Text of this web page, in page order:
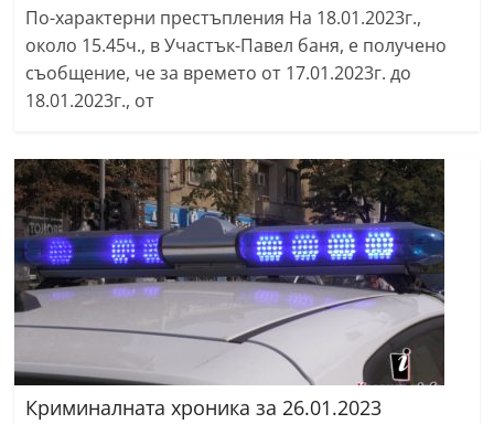
По-характерни престъпления На 18.01.2023г.,
около 15.45ч., в Участък-Павел баня, е получено
съобщение, че за времето от 17.01.2023г. до
18.01.2023г., от
Криминалната хроника за 26.01.2023